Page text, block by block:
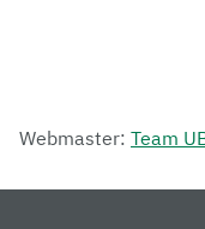
Webmaster: Team